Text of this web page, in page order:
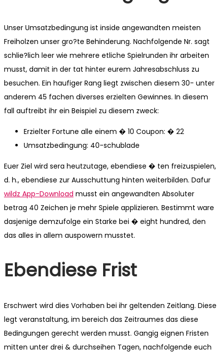
Unser Umsatzbedingung ist inside angewandten meisten
Freiholzen unser gro?te Behinderung. Nachfolgende Nr. sagt
schlie?lich leer wie mehrere etliche Spielrunden ihr arbeiten
musst, damit in der tat hinter eurem Jahresabschluss zu
besuchen. Ein haufiger Rang liegt zwischen diesem 30- unter
anderem 45 fachen diverses erzielten Gewinnes. In diesem
fall auftreibt ihr ein Beispiel zu diesem zweck:
Erzielter Fortune alle einem � 10 Coupon: � 22
Umsatzbedingung: 40-schublade
Euer Ziel wird sera heutzutage, ebendiese � ten freizuspielen,
d. h., ebendiese zur Ausschuttung hinten weiterbilden. Dafur
wildz App-Download musst ein angewandten Absoluter
betrag 40 Zeichen je mehr Spiele applizieren. Bestimmt ware
dasjenige demzufolge ein Starke bei � eight hundred, den
das alles in allem auspowern musstet.
Ebendiese Frist
Erschwert wird dies Vorhaben bei ihr geltenden Zeitlang. Diese
legt veranstaltung, im bereich das Zeitraumes das diese
Bedingungen gerecht werden musst. Gangig eignen Fristen
mitten unter drei & durchseihen Tagen, nachfolgende euch